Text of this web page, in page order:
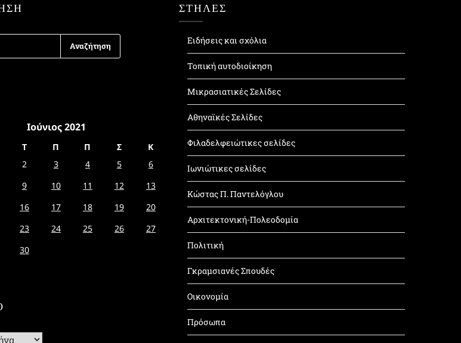
Ιούνιος 2021
Τ Π Π Σ
Κ
2 3 4 5
6
9 10 11 12
13
16 17 18 19
20
23 24 25 26
27
30
ΣΤΗΛΕΣ
Ειδήσεις και σχόλια
Τοπική αυτοδιοίκηση
Μικρασιατικές Σελίδες
Αθηναϊκές Σελίδες
Φιλαδελφειώτικες σελίδες
Ιωνιώτικες σελίδες
Κώστας Π. Παντελόγλου
Αρχιτεκτονική-Πολεοδομία
Πολιτική
Γκραμσιανές Σπουδές
Οικονομία
Πρόσωπα